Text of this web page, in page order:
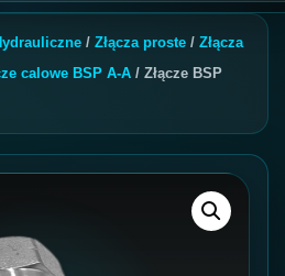
/ Złącza proste / Złącza
calowe BSP A-A / Złącze BSP